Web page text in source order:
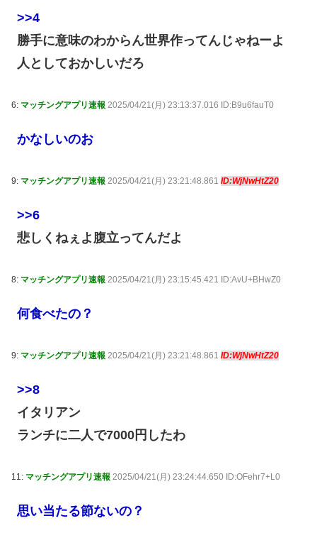
>>4
勝手に意味のわからん世界作ってんじゃねーよ
人としておかしいだろ
6: マッチングアプリ速報 2025/04/21(月) 23:13:37.016 ID:B9u6fauT0
かなしいのお
9: マッチングアプリ速報 2025/04/21(月) 23:21:48.861 ID:WjNwHtZ20
>>6
悲しくねぇよ腹立ってんだよ
8: マッチングアプリ速報 2025/04/21(月) 23:15:45.421 ID:AvU+BHwZ0
何食べたの？
9: マッチングアプリ速報 2025/04/21(月) 23:21:48.861 ID:WjNwHtZ20
>>8
イタリアン
ランチに二人で7000円したわ
11: マッチングアプリ速報 2025/04/21(月) 23:24:44.650 ID:OFehr7+L0
思い当たる節ないの？